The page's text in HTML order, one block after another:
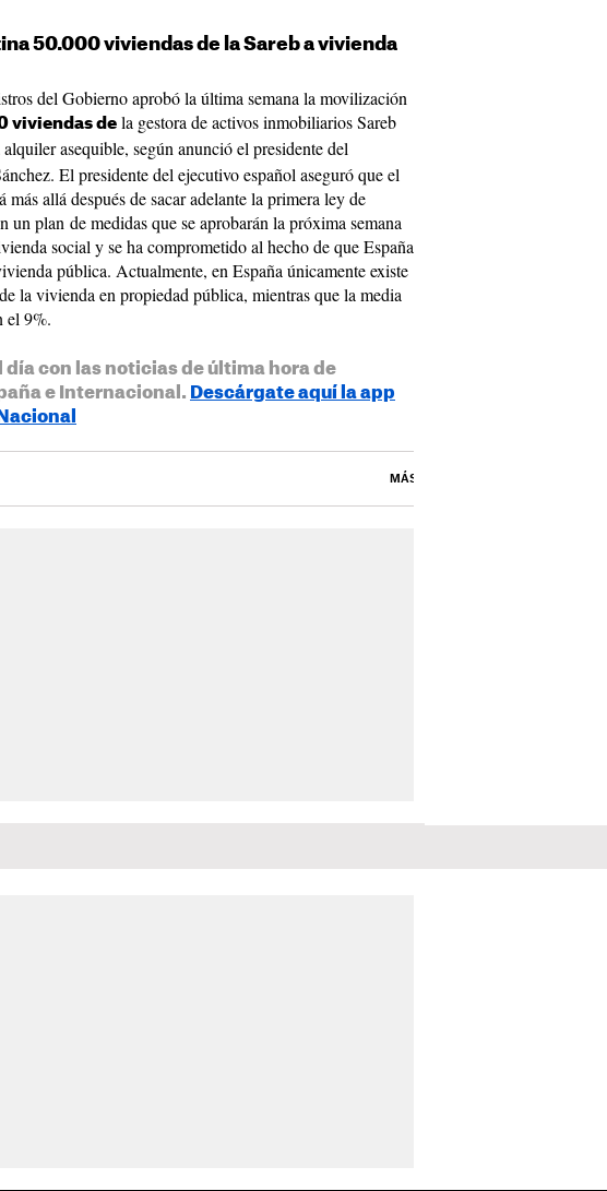
50.000 viviendas de la Sareb a vivienda
del Gobierno aprobó la última semana la movilización
viviendas de la gestora de activos inmobiliarios Sareb
alquiler asequible, según anunció el presidente del
El presidente del ejecutivo español aseguró que el
más allá después de sacar adelante la primera ley de
un plan de medidas que se aprobarán la próxima semana
social y se ha comprometido al hecho de que España
pública. Actualmente, en España únicamente existe
la vivienda en propiedad pública, mientras que la media
el 9%.
día con las noticias de última hora de
e Internacional. Descárgate aquí la app
MÁS